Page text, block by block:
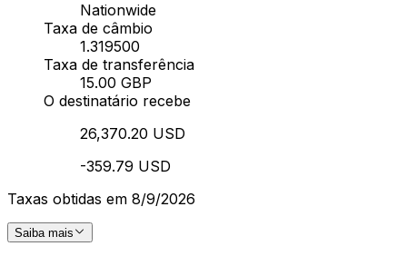
Nationwide
Taxa de câmbio
1.319500
Taxa de transferência
15.00 GBP
O destinatário recebe
26,370.20 USD
-359.79 USD
Taxas obtidas em 8/9/2026
Saiba mais